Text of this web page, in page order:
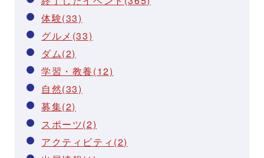
体験(33)
グルメ(33)
ダム(2)
学習・教養(12)
自然(33)
募集(2)
スポーツ(2)
アクティビティ(2)